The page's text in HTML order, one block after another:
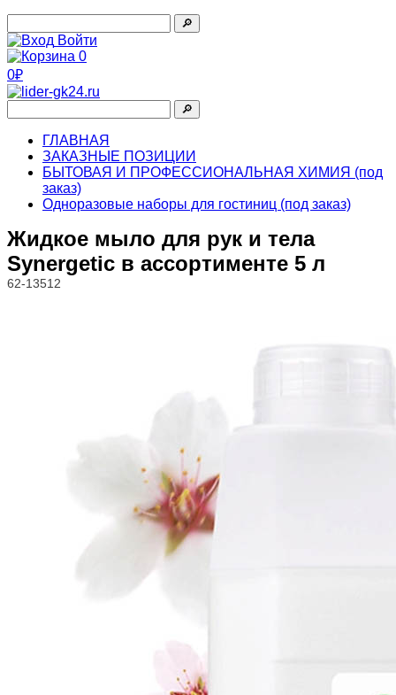
🔎︎
Войти
0
0₽
🔎︎
ГЛАВНАЯ
ЗАКАЗНЫЕ ПОЗИЦИИ
БЫТОВАЯ И ПРОФЕССИОНАЛЬНАЯ ХИМИЯ (под
заказ)
Одноразовые наборы для гостиниц (под заказ)
Жидкое мыло для рук и тела
Synergetic в ассортименте 5 л
62-13512